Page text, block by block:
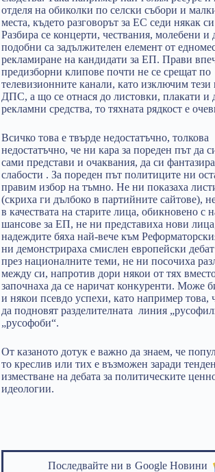
отделя на обиколки по селски събори и
места, където разговорът за ЕС седи някак
Разбира се концерти, чествания, молебени и
подобни са задължителен елемент от
рекламиране на кандидати за ЕП. Прави
предизборни клипове почти не се срещат по
телевизионните канали, като изключим
ДПС, а що се отнася до листовки, плакати и
рекламни средства, то тяхната рядкост е
Всичко това е твърде недостатъчно, толкова
недостатъчно, че ни кара за пореден път да
сами представи и очаквания, да си
слабости . За пореден път политиците ни
правим избор на тъмно. Не ни показаха
(скриха ги дълбоко в партийните сайтове),
в качествата на старите лица, обикновено с
шансове за ЕП, не ни представиха нови
надеждите бяха най-вече към
ни демонстрираха смислен европейски
през националните теми, не ни посочиха
между си, напротив дори някои от тях
започнаха да се наричат конкуренти. Може
и някои псевдо успехи, като например това,
да подновят разделителната линия
„русофоби“.
От казаното дотук е важно да знаем, че
то креслив или тих е възможен заради
изместване на дебата за политическите
идеологии.
Последвайте ни в Google Новини